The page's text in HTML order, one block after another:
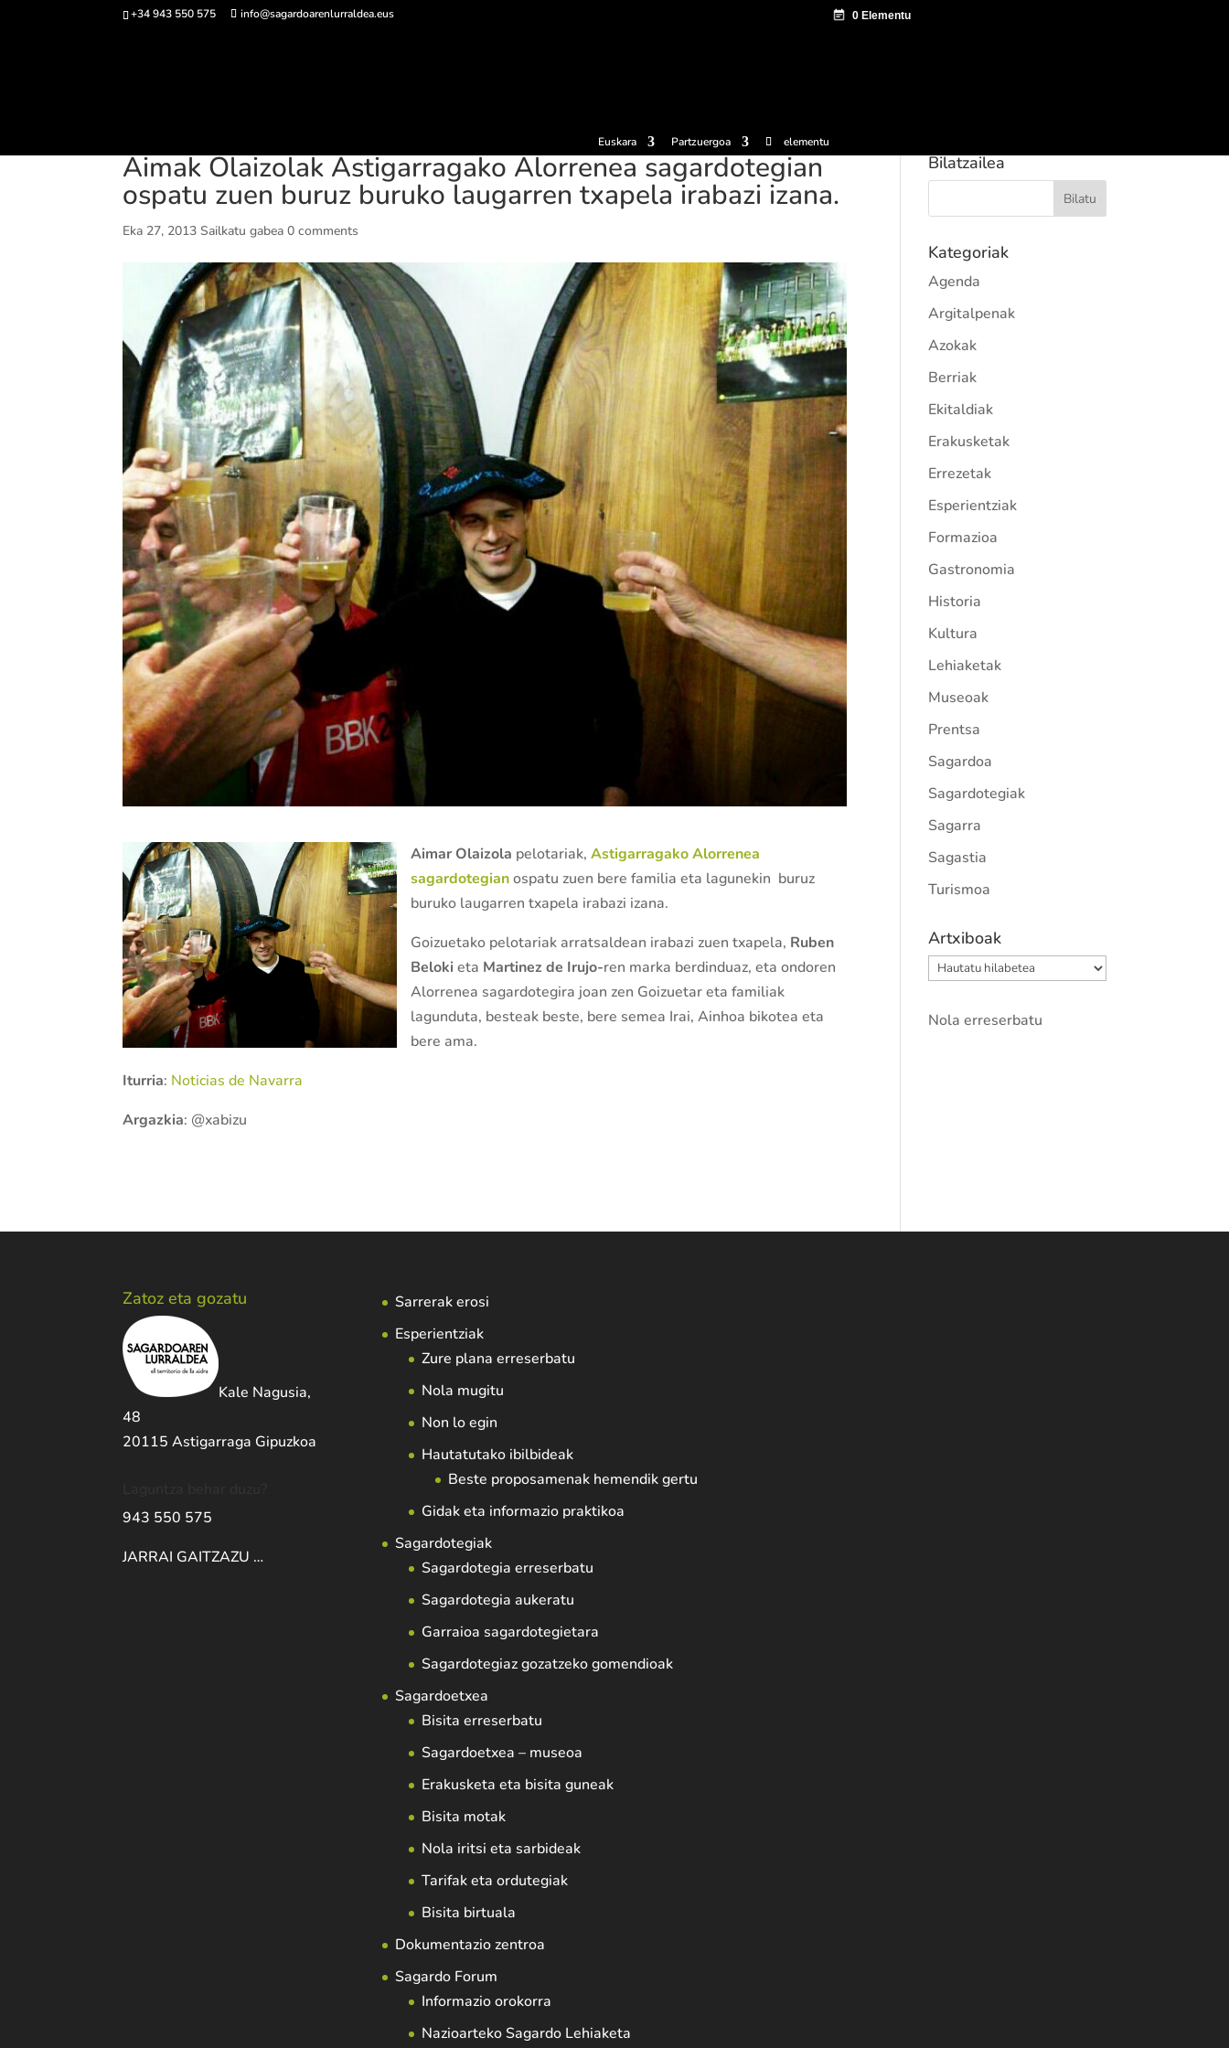
+34 943 550 575 info@sagardoarenlurraldea.eus
Euskara Partzuergoa elementu
Aimak Olaizolak Astigarragako Alorrenea sagardotegian
ospatu zuen buruz buruko laugarren txapela irabazi izana.
Eka 27, 2013 Sailkatu gabea 0 comments
Aimar Olaizola pelotariak,Astigarragako Alorrenea
sagardotegianospatu zuen bere familia eta lagunekin buruz
buruko laugarren txapela irabazi izana.
Goizuetako pelotariak arratsaldean irabazi zuen txapela, Ruben
Belokieta Martinez de Irujo-ren marka berdinduaz, eta ondoren
Alorrenea sagardotegira joan zen Goizuetar eta familiak
lagunduta, besteak beste, bere semea Irai, Ainhoa bikotea eta
bere ama.
Iturria: Noticias de Navarra
Argazkia: @xabizu
Bilatzailea
Kategoriak
Agenda
Argitalpenak
Azokak
Berriak
Ekitaldiak
Erakusketak
Errezetak
Esperientziak
Formazioa
Gastronomia
Historia
Kultura
Lehiaketak
Museoak
Prentsa
Sagardoa
Sagardotegiak
Sagarra
Sagastia
Turismoa
Artxiboak
Artxiboak
Nola erreserbatu
Zatoz eta gozatu
Kale Nagusia,
48
20115 Astigarraga Gipuzkoa
943 550 575
JARRAI GAITZAZU …
Sarrerak erosi
Esperientziak
Zure plana erreserbatu
Nola mugitu
Non lo egin
Hautatutako ibilbideak
Beste proposamenak hemendik gertu
Gidak eta informazio praktikoa
Sagardotegiak
Sagardotegia erreserbatu
Sagardotegia aukeratu
Garraioa sagardotegietara
Sagardotegiaz gozatzeko gomendioak
Sagardoetxea
Bisita erreserbatu
Sagardoetxea – museoa
Erakusketa eta bisita guneak
Bisita motak
Nola iritsi eta sarbideak
Tarifak eta ordutegiak
Bisita birtuala
Dokumentazio zentroa
Sagardo Forum
Informazio orokorra
Nazioarteko Sagardo Lehiaketa